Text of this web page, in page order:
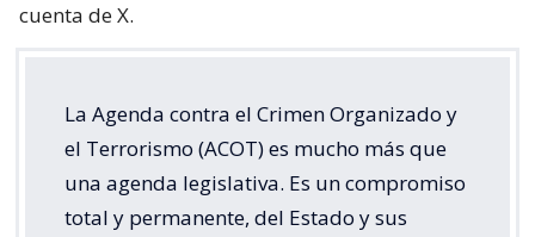
cuenta de X.
La Agenda contra el Crimen Organizado y
el Terrorismo (ACOT) es mucho más que
una agenda legislativa. Es un compromiso
total y permanente, del Estado y sus